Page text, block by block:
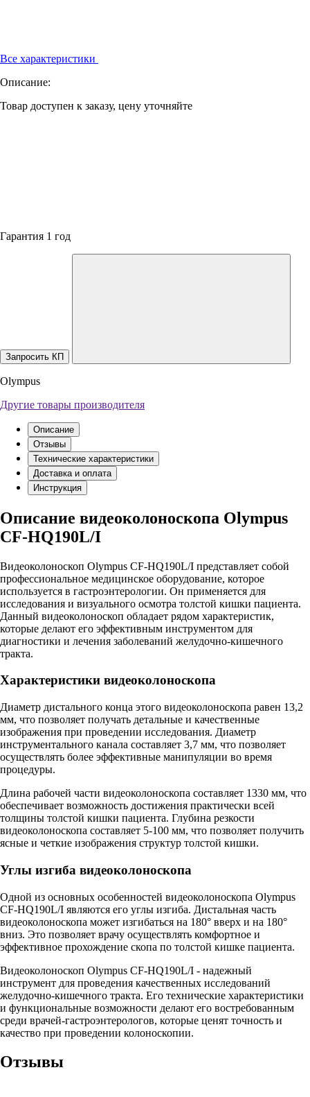
Все характеристики
Описание:
Товар доступен к заказу, цену уточняйте
Гарантия 1 год
Запросить КП
Olympus
Другие товары производителя
Описание
Отзывы
Технические характеристики
Доставка и оплата
Инструкция
Описание видеоколоноскопа Olympus
CF-HQ190L/I
Видеоколоноскоп Olympus CF-HQ190L/I представляет собой
профессиональное медицинское оборудование, которое
используется в гастроэнтерологии. Он применяется для
исследования и визуального осмотра толстой кишки пациента.
Данный видеоколоноскоп обладает рядом характеристик,
которые делают его эффективным инструментом для
диагностики и лечения заболеваний желудочно-кишечного
тракта.
Характеристики видеоколоноскопа
Диаметр дистального конца этого видеоколоноскопа равен 13,2
мм, что позволяет получать детальные и качественные
изображения при проведении исследования. Диаметр
инструментального канала составляет 3,7 мм, что позволяет
осуществлять более эффективные манипуляции во время
процедуры.
Длина рабочей части видеоколоноскопа составляет 1330 мм, что
обеспечивает возможность достижения практически всей
толщины толстой кишки пациента. Глубина резкости
видеоколоноскопа составляет 5-100 мм, что позволяет получить
ясные и четкие изображения структур толстой кишки.
Углы изгиба видеоколоноскопа
Одной из основных особенностей видеоколоноскопа Olympus
CF-HQ190L/I являются его углы изгиба. Дистальная часть
видеоколоноскопа может изгибаться на 180° вверх и на 180°
вниз. Это позволяет врачу осуществлять комфортное и
эффективное прохождение скопа по толстой кишке пациента.
Видеоколоноскоп Olympus CF-HQ190L/I - надежный
инструмент для проведения качественных исследований
желудочно-кишечного тракта. Его технические характеристики
и функциональные возможности делают его востребованным
среди врачей-гастроэнтерологов, которые ценят точность и
качество при проведении колоноскопии.
Отзывы